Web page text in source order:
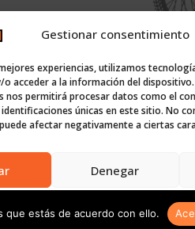
Gestionar consentimiento
experiencias, utilizamos
o acceder a la información del
nos permitirá procesar datos como el
únicas en este sitio. No
afectar negativamente a ciertas
Denegar
de Cookies Políticas de privacidad
16:00h a 19:30h
trial.com
que estás de acuerdo con ello.